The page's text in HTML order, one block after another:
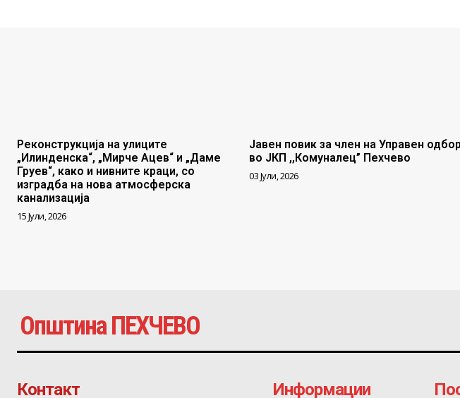
Реконструкција на улиците
„Илинденска“, „Мирче Ацев“ и „Даме
Груев“, како и нивните краци, со
изградба на нова атмосферска
канализација
15 Јули, 2026
Јавен повик за член на Управен одбор
во ЈКП ,,Комуналец” Пехчево
03 Јули, 2026
Општина ПЕХЧЕВО
Контакт Информации